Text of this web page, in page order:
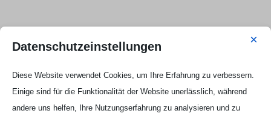
Datenschutzeinstellungen ×
Diese Website verwendet Cookies, um Ihre Erfahrung zu verbessern.
Einige sind für die Funktionalität der Website unerlässlich, während
andere uns helfen, Ihre Nutzungserfahrung zu analysieren und zu